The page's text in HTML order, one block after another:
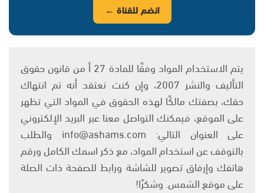
انضم للقناة ←
يتم الاستخدام المواد وفقًا للمادة 27 أ من قانون حقوق
التأليف والنشر 2007، وإن كنت تعتقد أنه تم انتهاك
حقك، بصفتك مالكًا لهذه الحقوق في المواد التي تظهر
على الموقع، فيمكنك التواصل معنا عبر البريد الإلكتروني
على العنوان التالي: info@ashams.com والطلب
بالتوقف عن استخدام المواد، مع ذكر اسمك الكامل ورقم
هاتفك وإرفاق تصوير للشاشة ورابط للصفحة ذات الصلة
على موقع الشمس. وشكرًا!